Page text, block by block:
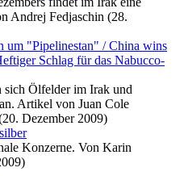
Andrej Fedjaschin (28.
um "Pipelinestan" / China wins
Schlag für das Nabucco-
sich Ölfelder im Irak und
Artikel von Juan Cole
Dezember 2009)
Konzerne. Von Karin